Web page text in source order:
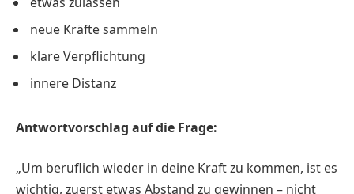
neue Kräfte sammeln
klare Verpflichtung
innere Distanz
Antwortvorschlag auf die Frage:
„Um beruflich wieder in deine Kraft zu kommen, ist es
wichtig, zuerst etwas Abstand zu gewinnen – nicht